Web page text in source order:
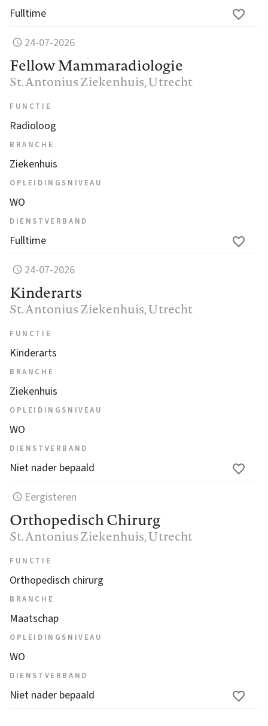
Fulltime
24-07-2026
Fellow Mammaradiologie
St. Antonius Ziekenhuis, Utrecht
FUNCTIE
Radioloog
BRANCHE
Ziekenhuis
OPLEIDINGSNIVEAU
WO
DIENSTVERBAND
Fulltime
24-07-2026
Kinderarts
St. Antonius Ziekenhuis, Utrecht
FUNCTIE
Kinderarts
BRANCHE
Ziekenhuis
OPLEIDINGSNIVEAU
WO
DIENSTVERBAND
Niet nader bepaald
Eergisteren
Orthopedisch Chirurg
St. Antonius Ziekenhuis, Utrecht
FUNCTIE
Orthopedisch chirurg
BRANCHE
Maatschap
OPLEIDINGSNIVEAU
WO
DIENSTVERBAND
Niet nader bepaald